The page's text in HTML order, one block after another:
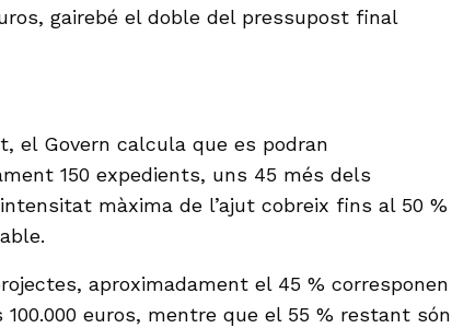
gairebé el doble del pressupost final
el Govern calcula que es podran
150 expedients, uns 45 més dels
màxima de l’ajut cobreix fins al 50 %
aproximadament el 45 % corresponen
euros, mentre que el 55 % restant són